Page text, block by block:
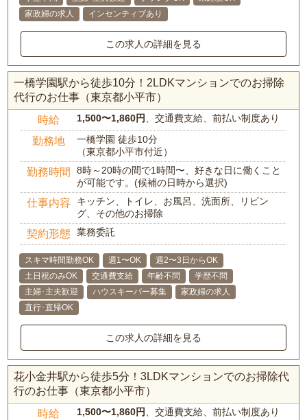
家政婦の求人
インセンティブあり
この求人の詳細を見る
一橋学園駅から徒歩10分！2LDKマンションでのお掃除
代行のお仕事（東京都小平市）
時給 1,500〜1,860円 、交通費支給、前払い制度あり
勤務地
一橋学園 徒歩10分
（東京都小平市付近）
勤務時間
8時～20時の間で1時間〜、好きな日に働くこと
が可能です。(候補の日時から選択)
仕事内容
キッチン、トイレ、お風呂、洗面所、リビン
グ、その他のお掃除
契約形態 業務委託
スキマ時間勤務OK 週1〜OK
週2〜3日からOK
土日祝のみOK
交通費支給 年齢不問
学歴不問
主婦･主夫歓迎
ハウスキーパー募集
家政婦の求人
直行･直帰OK
この求人の詳細を見る
花小金井駅から徒歩5分！3LDKマンションでのお掃除代
行のお仕事（東京都小平市）
時給 1,500〜1,860円 、交通費支給、前払い制度あり